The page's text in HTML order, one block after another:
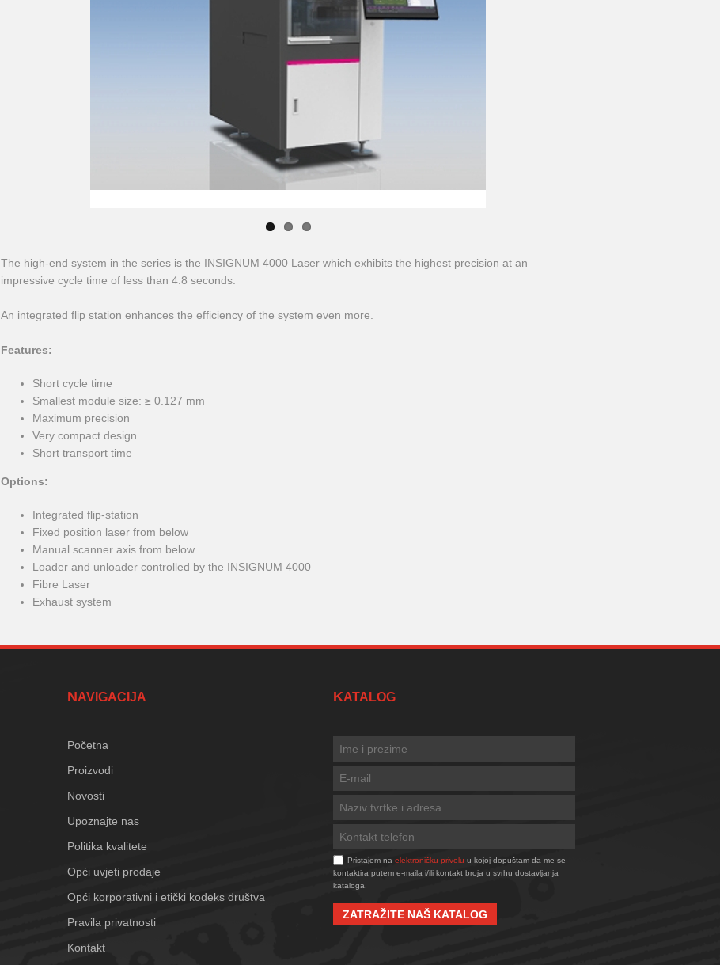
The high-end system in the series is the INSIGNUM 4000 Laser which exhibits the highest precision at an
impressive cycle time of less than 4.8 seconds.
An integrated flip station enhances the efficiency of the system even more.
Features:
Short cycle time
Smallest module size: ≥ 0.127 mm
Maximum precision
Very compact design
Short transport time
Options:
Integrated flip-station
Fixed position laser from below
Manual scanner axis from below
Loader and unloader controlled by the INSIGNUM 4000
Fibre Laser
Exhaust system
NAVIGACIJA
Početna
Proizvodi
Novosti
Upoznajte nas
Politika kvalitete
Opći uvjeti prodaje
Opći korporativni i etički kodeks društva
Pravila privatnosti
Kontakt
KATALOG
Pristajem na elektroničku privolu u kojoj dopuštam da me se
kontaktira putem e-maila i/ili kontakt broja u svrhu dostavljanja
kataloga.
ZATRAŽITE NAŠ KATALOG